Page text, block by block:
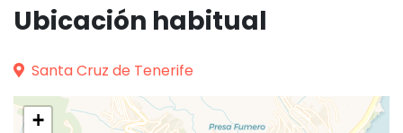
Ubicación habitual
Santa Cruz de Tenerife
+